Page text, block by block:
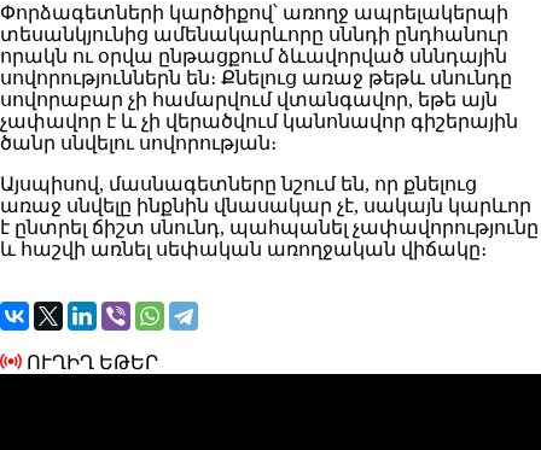
Փորձագետների կարծիքով՝ առողջ ապրելակերպի
տեսանկյունից ամենակարևորը սննդի ընդհանուր
որակն ու օրվա ընթացքում ձևավորված սննդային
սովորություններն են։ Քնելուց առաջ թեթև սնունդը
սովորաբար չի համարվում վտանգավոր, եթե այն
չափավոր է և չի վերածվում կանոնավոր գիշերային
ծանր սնվելու սովորության։
Այսպիսով, մասնագետները նշում են, որ քնելուց
առաջ սնվելը ինքնին վնասակար չէ, սակայն կարևոր
է ընտրել ճիշտ սնունդ, պահպանել չափավորությունը
և հաշվի առնել սեփական առողջական վիճակը։
ՈՒՂԻՂ ԵԹԵՐ